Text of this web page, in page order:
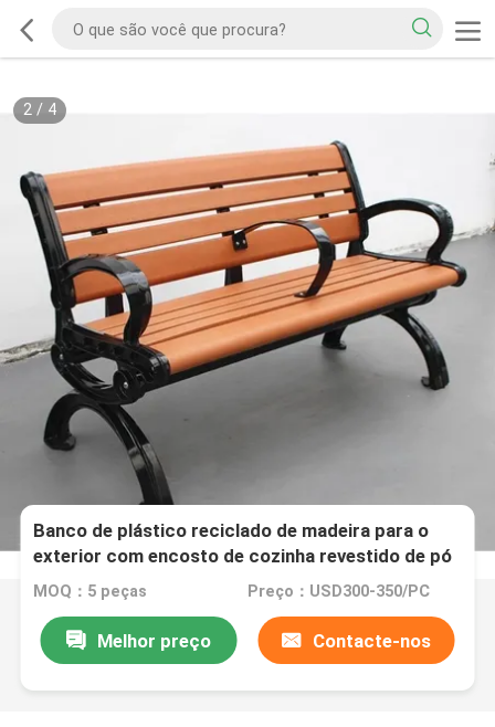
2/ 4
Banco de plástico reciclado de madeira para o
exterior com encosto de cozinha revestido de pó
MOQ：5 peças Preço：USD300-350/PC
Melhor preço Contacte-nos